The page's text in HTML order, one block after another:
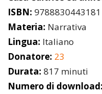
ISBN: 9788830443181
Materia: Narrativa
Lingua: Italiano
Donatore: 23
Durata: 817 minuti
Numero di download: